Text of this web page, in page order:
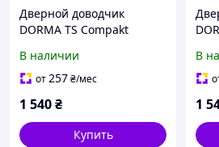
Дверной доводчик
DORMA TS Compakt
(67010111)
В наличии
от257₴/мес
1 540₴
Купить
В
1